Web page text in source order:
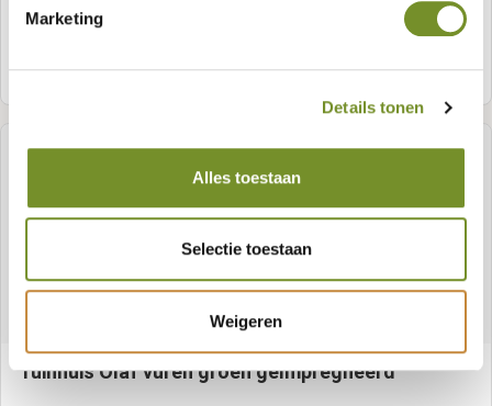
Marketing
Details tonen
Alles toestaan
Selectie toestaan
Weigeren
Meer informatie
Tuinhuis Olaf vuren groen geïmpregneerd